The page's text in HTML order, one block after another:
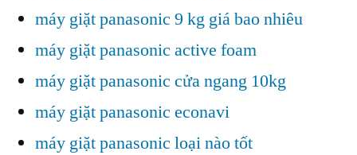
máy giặt panasonic 9 kg giá bao nhiêu
máy giặt panasonic active foam
máy giặt panasonic cửa ngang 10kg
máy giặt panasonic econavi
máy giặt panasonic loại nào tốt